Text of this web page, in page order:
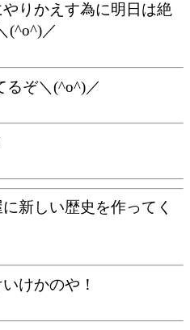
りかえす為に明日は絶
(^o^)／
るぞ＼(^o^)／
新しい歴史を作ってく
けかのや！